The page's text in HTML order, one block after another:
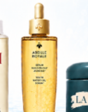
ン(リニューアル
力のあ
再入荷